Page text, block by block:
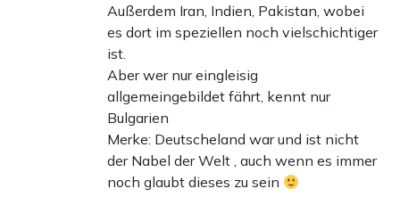
Außerdem Iran, Indien, Pakistan, wobei
es dort im speziellen noch vielschichtiger
ist.
Aber wer nur eingleisig
allgemeingebildet fährt, kennt nur
Bulgarien
Merke: Deutscheland war und ist nicht
der Nabel der Welt , auch wenn es immer
noch glaubt dieses zu sein